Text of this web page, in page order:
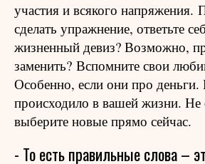
участия и всякого напряжения.
сделать упражнение, ответьте
жизненный девиз? Возможно,
заменить? Вспомните свои
Особенно, если они про деньги.
происходило в вашей жизни. Не
выберите новые прямо сейчас.
- То есть правильные слова –